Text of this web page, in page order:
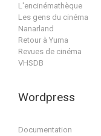
L'encinémathèque
Les gens du cinéma
Nanarland
Retour à Yuma
Revues de cinéma
VHSDB
Wordpress
Documentation